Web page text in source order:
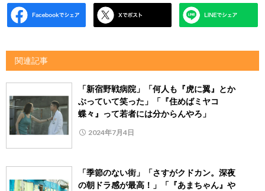
関連記事
「新宿野戦病院」「何人も『虎に翼』とか
ぶっていて笑った」「『住めばミヤコ
蝶々』って若者には分からんやろ」
2024年7月4日
「季節のない街」「さすがクドカン。深夜
の朝ドラ感が最高！」「『あまちゃん』や